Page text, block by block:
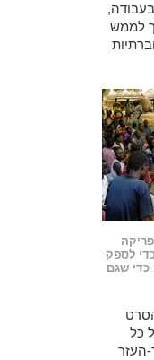
בעבודה,
לממש
לספק
כדי שגם
כל
העזר